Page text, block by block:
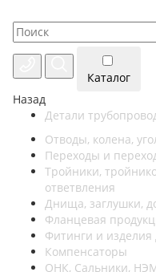
Каталог
Назад
Детали
Отводы, колена,
Переходы и
Тройники,
ответвления
Днища, заглушки,
Фланцевая
Фитинги и изделия
Компенсаторы
ОНК, Сальники,